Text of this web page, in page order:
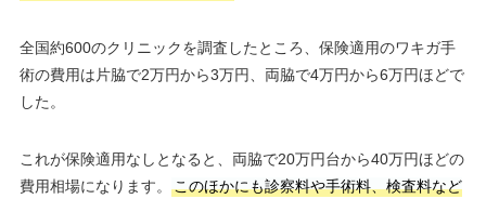
全国約600のクリニックを調査したところ、保険適用のワキガ手
術の費用は片脇で2万円から3万円、両脇で4万円から6万円ほどで
した。
これが保険適用なしとなると、両脇で20万円台から40万円ほどの
費用相場になります。
このほかにも診察料や手術料、検査料など